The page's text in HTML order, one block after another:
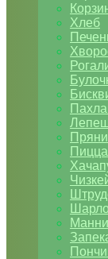
Хлеб
Пицца